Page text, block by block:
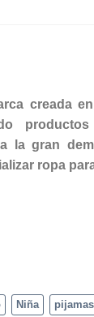
creada
la gran
ropa
Niña pijamas